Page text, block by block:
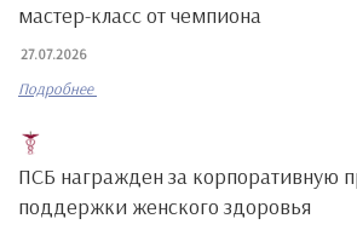
мастер-класс от чемпиона
27.07.2026
Подробнее
ПСБ награжден за корпоративную
поддержки женского здоровья